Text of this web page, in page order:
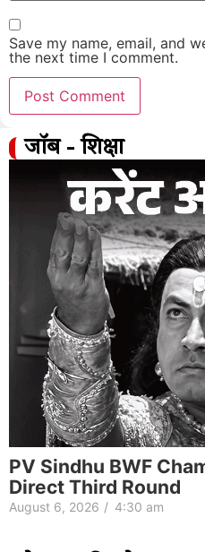
Save my name, email, and
the next time I comment.
जॉब - शिक्षा
PV Sindhu BWF
Direct Third Round
August 6, 2026 / 4:30 am